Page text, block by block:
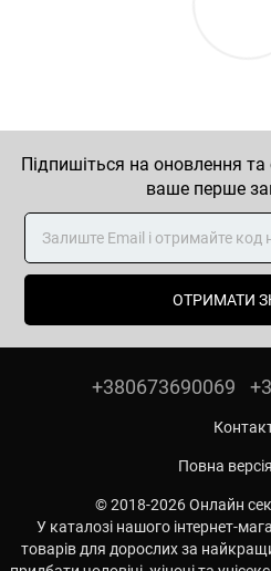
Підпишіться на оновлення
ваше перше
ОТРИМАТИ
+380673690069
Повна
© 2018-2026 Онлайн
У каталозі нашого інтернет-
товарів для дорослих за